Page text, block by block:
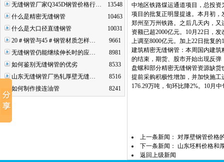
无缝钢管厂家Q345D钢管价格行…
13548
什么是精密无缝钢管
10463
什么是大口径直缝钢管
10031
20＃钢管与45＃钢管材质怎样…
9661
无缝钢管仍能继续伸长时的应…
8981
如何鉴别无缝钢管的优劣
8533
山东无缝钢管厂热轧厚壁无缝…
8516
如何制作接连油管
8241
中地区铁路煤运通道项目，总投资
项目的批复正明显提速。本月初
郑州至万州铁路。之后几天内，
资额已超2000亿元。10月22日，
上调至8000亿元。加上22日批复
建筑精密无缝钢管：本周国内建筑
的结束，期货、股市开始出现反
盘螺和部分精密无缝钢管资源缺
提前采购积极性增加，并加快施
176.29万吨，旬环比降2%。10月
上一条新闻： 对厚壁钢管价格
下一条新闻：
山东坯料价格和
返回上级新闻